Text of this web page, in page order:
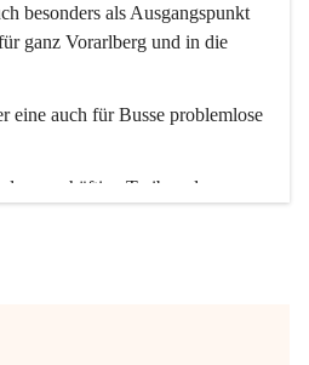
besonders als Ausgangspunkt
ganz Vorarlberg und in die
eine auch für Busse problemlose
geschäftige Treiben der